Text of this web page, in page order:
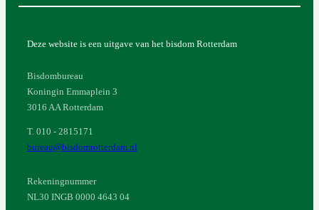
Deze website is een uitgave van het bisdom Rotterdam
Bisdombureau
Koningin Emmaplein 3
3016 AA Rotterdam
T. 010 - 2815171
bureau@bisdomrotterdam.nl
Rekeningnummer
NL30 INGB 0000 4643 04